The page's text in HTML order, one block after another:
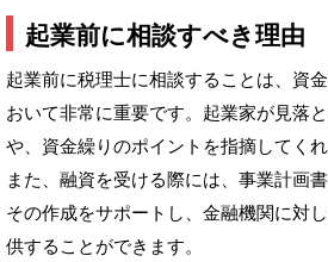
起業前に相談すべき理由
起業前に税理士に相談することは、資
おいて非常に重要です。起業家が見落
や、資金繰りのポイントを指摘してくれ
また、融資を受ける際には、事業計画
その作成をサポートし、金融機関に対
供することができます。